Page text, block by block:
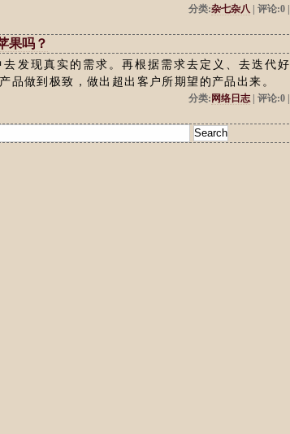
分类:杂七杂八 | 评论:0
果吗？
发现真实的需求。再根据需求去定义、去迭代
品做到极致，做出超出客户所期望的产品出来。
分类: 网络日志 | 评论:0